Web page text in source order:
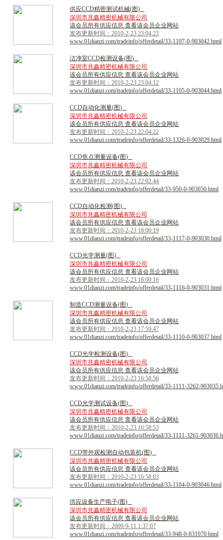
供应CCD精密测试机械(图)
深圳市兆鑫精密机械有限公司
该会员所有供应信息 查看该会员企业网站
发布更新时间：2010-2-23 23:04:23
www.01dianzi.com/tradeinfo/offerdetail/33-1107-0-903042.html
洁净室CCD检测设备(图)
深圳市兆鑫精密机械有限公司
该会员所有供应信息 查看该会员企业网站
发布更新时间：2010-2-23 23:04:12
www.01dianzi.com/tradeinfo/offerdetail/33-1105-0-903044.html
CCD自动化测量(图)
深圳市兆鑫精密机械有限公司
该会员所有供应信息 查看该会员企业网站
发布更新时间：2010-2-23 22:04:22
www.01dianzi.com/tradeinfo/offerdetail/33-1326-0-903029.html
CCD焦点测量设备(图)
深圳市兆鑫精密机械有限公司
该会员所有供应信息 查看该会员企业网站
发布更新时间：2010-2-23 22:02:44
www.01dianzi.com/tradeinfo/offerdetail/33-950-0-903050.html
CCD自动化检测(图)
深圳市兆鑫精密机械有限公司
该会员所有供应信息 查看该会员企业网站
发布更新时间：2010-2-23 18:00:19
www.01dianzi.com/tradeinfo/offerdetail/33-1117-0-903030.html
CCD光学测量(图)
深圳市兆鑫精密机械有限公司
该会员所有供应信息 查看该会员企业网站
发布更新时间：2010-2-23 18:00:16
www.01dianzi.com/tradeinfo/offerdetail/33-1116-0-903031.html
制 造CCD测量设备(图)
深圳市兆鑫精密机械有限公司
该会员所有供应信息 查看该会员企业网站
发布更新时间：2010-2-23 17:59:47
www.01dianzi.com/tradeinfo/offerdetail/33-1110-0-903037.html
CCD光学检测设备(图)
深圳市兆鑫精密机械有限公司
该会员所有供应信息 查看该会员企业网站
发布更新时间：2010-2-23 16:58:56
www.01dianzi.com/tradeinfo/offerdetail/33-1111-3262-
CCD光学测试设备(图)
深圳市兆鑫精密机械有限公司
该会员所有供应信息 查看该会员企业网站
发布更新时间：2010-2-23 16:58:53
www.01dianzi.com/tradeinfo/offerdetail/33-1111-3261-
CCD带外观检测 自动包装机(图)
深圳市兆鑫精密机械有限公司
该会员所有供应信息 查看该会员企业网站
发布更新时间：2010-2-23 16:58:03
www.01dianzi.com/tradeinfo/offerdetail/33-1104-0-903046.html
供应设备生产电子(图)
深圳市兆鑫精密机械有限公司
该会员所有供应信息 查看该会员企业网站
发布更新时间：2009-9-11 1:37:07
www.01dianzi.com/tradeinfo/offerdetail/33-948-0-831070.html